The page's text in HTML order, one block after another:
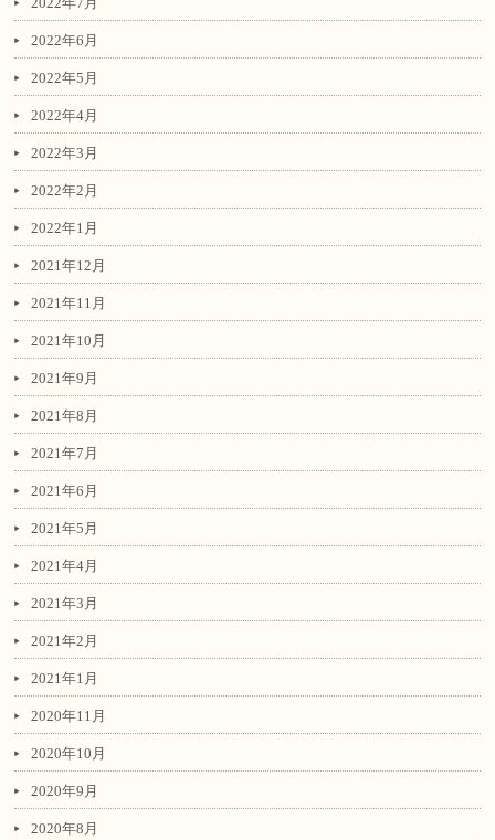
2022年6月
2022年5月
2022年4月
2022年3月
2022年2月
2022年1月
2021年12月
2021年11月
2021年10月
2021年9月
2021年8月
2021年7月
2021年6月
2021年5月
2021年4月
2021年3月
2021年2月
2021年1月
2020年11月
2020年10月
2020年9月
2020年8月